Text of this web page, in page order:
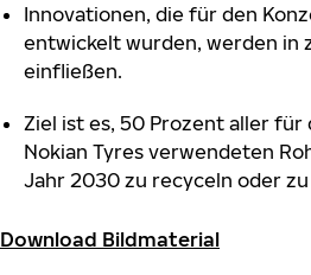
Innovationen, die für den
entwickelt wurden, werden in
einfließen.
Ziel ist es, 50 Prozent aller für
Nokian Tyres verwendeten
Jahr 2030 zu recyceln oder
Download Bildmaterial